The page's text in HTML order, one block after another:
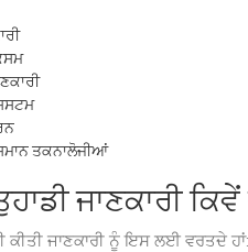
ਤਕਨਾਲੋਜੀਆਂ
ਜਾਣਕਾਰੀ
ਜਾਣਕਾਰੀ ਨੂੰ ਇਸ ਲਈ ਵਰਤਦੇ ਹਾਂ: